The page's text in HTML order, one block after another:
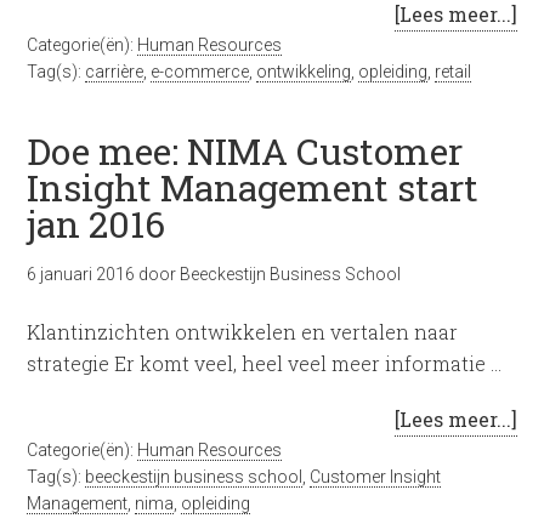
[Lees meer...]
Categorie(ën): Human Resources
Tag(s): carrière e-commerce ontwikkeling opleiding retail
Doe mee: NIMA Customer
Insight Management start
jan 2016
6 januari 2016 door Beeckestijn Business School
Klantinzichten ontwikkelen en vertalen naar
strategie Er komt veel, heel veel meer informatie …
[Lees meer...]
Categorie(ën): Human Resources
Tag(s): beeckestijn business school
Customer Insight
Management nima opleiding